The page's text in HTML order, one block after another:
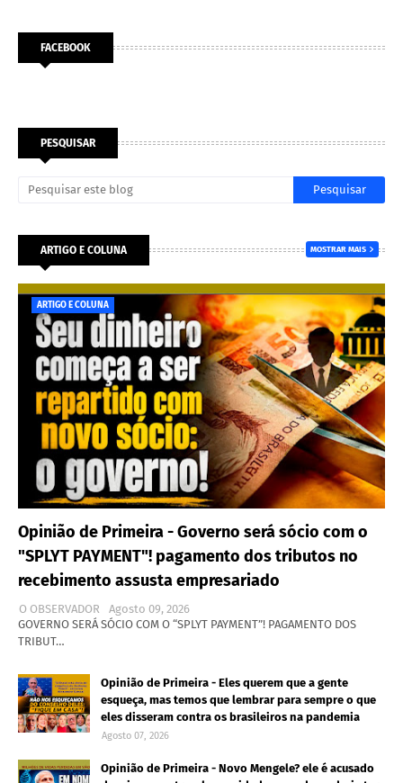
FACEBOOK
PESQUISAR
ARTIGO E COLUNA MOSTRAR MAIS
ARTIGO E COLUNA
Opinião de Primeira - Governo será sócio com o
"SPLYT PAYMENT"! pagamento dos tributos no
recebimento assusta empresariado
O OBSERVADOR
Agosto 09, 2026
GOVERNO SERÁ SÓCIO COM O “SPLYT PAYMENT”! PAGAMENTO DOS
TRIBUT…
Opinião de Primeira - Eles querem que a gente
esqueça, mas temos que lembrar para sempre o que
eles disseram contra os brasileiros na pandemia
Agosto 07, 2026
Opinião de Primeira - Novo Mengele? ele é acusado